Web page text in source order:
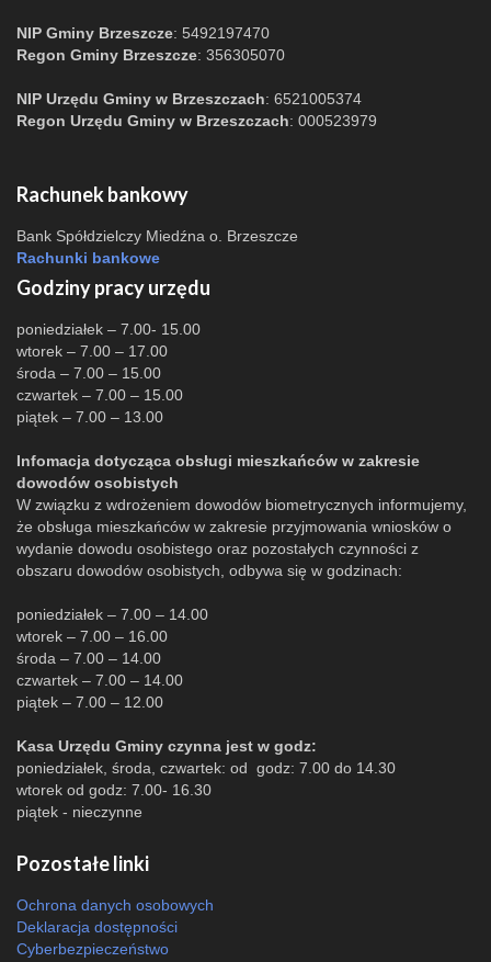
NIP Gminy Brzeszcze: 5492197470
Regon Gminy Brzeszcze: 356305070
NIP Urzędu Gminy w Brzeszczach: 6521005374
Regon Urzędu Gminy w Brzeszczach: 000523979
Rachunek bankowy
Bank Spółdzielczy Miedźna o. Brzeszcze
Rachunki bankowe
Godziny pracy urzędu
poniedziałek – 7.00- 15.00
wtorek – 7.00 – 17.00
środa – 7.00 – 15.00
czwartek – 7.00 – 15.00
piątek – 7.00 – 13.00
Infomacja dotycząca obsługi mieszkańców w zakresie
dowodów osobistych
W związku z wdrożeniem dowodów biometrycznych informujemy,
że obsługa mieszkańców w zakresie przyjmowania wniosków o
wydanie dowodu osobistego oraz pozostałych czynności z
obszaru dowodów osobistych, odbywa się w godzinach:
poniedziałek – 7.00 – 14.00
wtorek – 7.00 – 16.00
środa – 7.00 – 14.00
czwartek – 7.00 – 14.00
piątek – 7.00 – 12.00
Kasa Urzędu Gminy czynna jest w godz:
poniedziałek, środa, czwartek: od godz: 7.00 do 14.30
wtorek od godz: 7.00- 16.30
piątek - nieczynne
Pozostałe linki
Ochrona danych osobowych
Deklaracja dostępności
Cyberbezpieczeństwo